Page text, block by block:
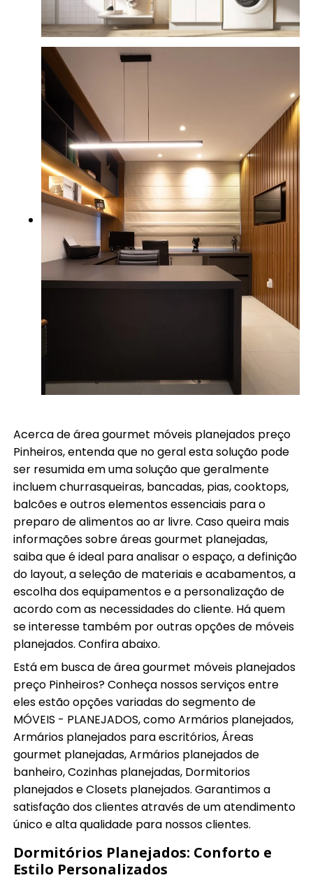
Acerca de área gourmet móveis planejados preço
Pinheiros, entenda que no geral esta solução pode
ser resumida em uma solução que geralmente
incluem churrasqueiras, bancadas, pias, cooktops,
balcões e outros elementos essenciais para o
preparo de alimentos ao ar livre. Caso queira mais
informações sobre áreas gourmet planejadas,
saiba que é ideal para analisar o espaço, a definição
do layout, a seleção de materiais e acabamentos, a
escolha dos equipamentos e a personalização de
acordo com as necessidades do cliente. Há quem
se interesse também por outras opções de móveis
planejados. Confira abaixo.
Está em busca de área gourmet móveis planejados
preço Pinheiros? Conheça nossos serviços entre
eles estão opções variadas do segmento de
MÓVEIS - PLANEJADOS, como Armários planejados,
Armários planejados para escritórios, Áreas
gourmet planejadas, Armários planejados de
banheiro, Cozinhas planejadas, Dormitorios
planejados e Closets planejados. Garantimos a
satisfação dos clientes através de um atendimento
único e alta qualidade para nossos clientes.
Dormitórios Planejados: Conforto e
Estilo Personalizados